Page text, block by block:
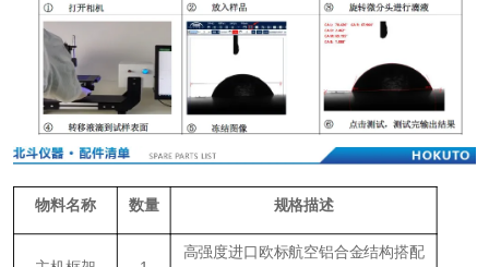
物料名称 数量 规格描述
高强度进口欧标航空铝合金结构搭配